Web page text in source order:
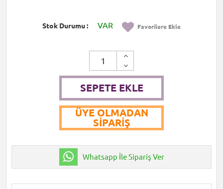
Stok Durumu VAR Favorilere Ekle
SEPETE EKLE
ÜYE OLMADAN
SIPARIŞ
Whatsapp İle Sipariş Ver